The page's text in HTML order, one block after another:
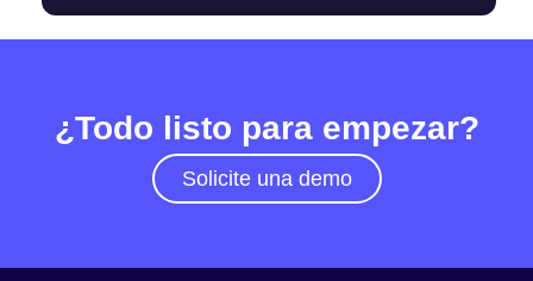
¿Todo listo para empezar?
Solicite una demo